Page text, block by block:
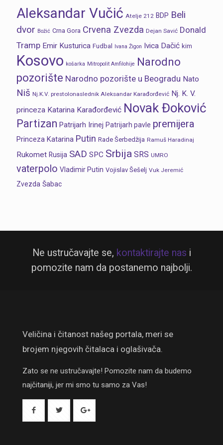
Aleksandar Vučić Atelje 212 BDP Beli
dvor Božić Crna Gora Crvena Zvezda Dejan Savić Donald
Tramp Emir Kusturica Fudbal Ivana Žigon Ivica Dačić kim
Kosovo košarka Mitropolit Amfilohije
Narodno
pozorište Narodno pozorište u Beogradu Nato
Niš Nj.K.V. prestolonaslednik Aleksandar Karađorđević Nj. K. V.
princeza Katarina Karađorđević Novak Đoković
Partizan Patrijarh Irinej Patrijarh pavle premijera
Princeza Katarina Putin Rade Šerbedžija Ramuš Haradinaj
Rukomet Rusija SAD SPC Srbija SRS UMRO
vaterpolo Vladimir Putin Vojislav Šešelj Vuk Jeremić
Zvezda Šabac
Ne ustručavajte se, kontaktirajte nas i
pomozite nam da postanemo najbolji.
Veličina i čitanost našeg portala, meri se
brojem njegovih čitalaca i oglašivača.
Zato se ne ustručavajte! Pomozite nam da budemo
najčitaniji, jer mi smo tu samo za Vas!